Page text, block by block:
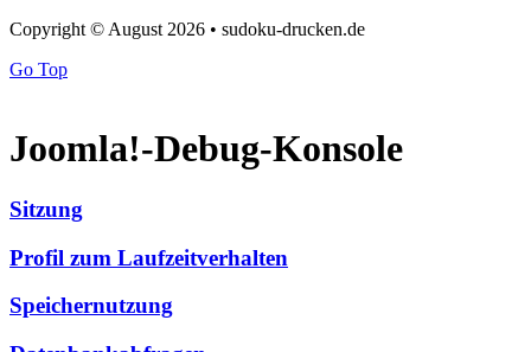
Copyright © August 2026 • sudoku-drucken.de
Go Top
Joomla!-Debug-Konsole
Sitzung
Profil zum Laufzeitverhalten
Speichernutzung